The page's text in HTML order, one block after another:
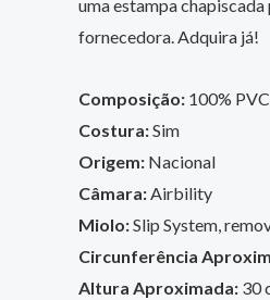
uma estampa
fornecedora. Adquira já!
Composição: 100% PVC
Costura:Sim
Origem: Nacional
Câmara:Airbility
Miolo:Slip System,
Circunferência
Altura Aproximada: 30